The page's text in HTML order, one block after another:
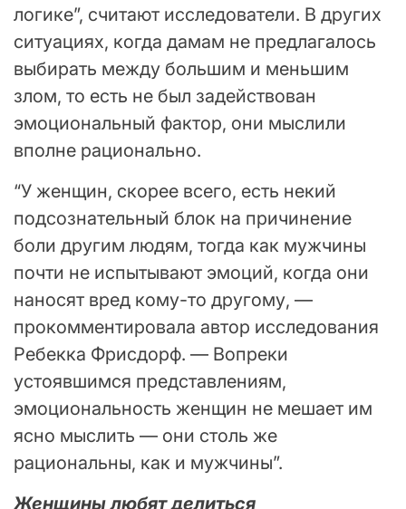
логике”, считают исследователи. В других
ситуациях, когда дамам не предлагалось
выбирать между большим и меньшим
злом, то есть не был задействован
эмоциональный фактор, они мыслили
вполне рационально.
“У женщин, скорее всего, есть некий
подсознательный блок на причинение
боли другим людям, тогда как мужчины
почти не испытывают эмоций, когда они
наносят вред кому-то другому, —
прокомментировала автор исследования
Ребекка Фрисдорф. — Вопреки
устоявшимся представлениям,
эмоциональность женщин не мешает им
ясно мыслить — они столь же
рациональны, как и мужчины”.
Женщины любят делиться